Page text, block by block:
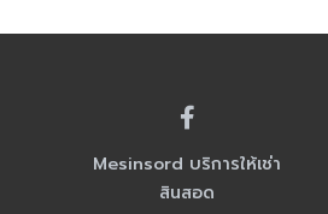
Mesinsord บริการให้เช่า
สินสอด